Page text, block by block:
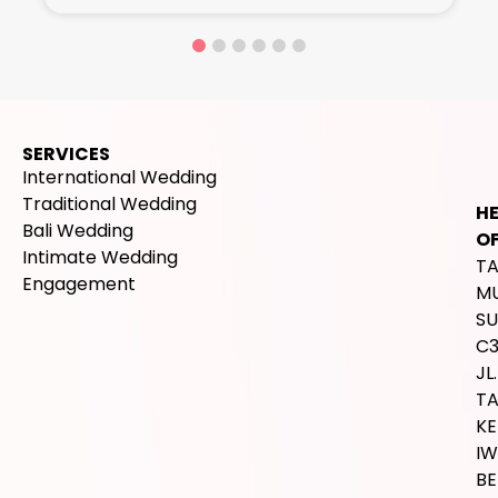
SERVICES
International Wedding
Traditional Wedding
Bali Wedding
Intimate Wedding
Engagement
JL.